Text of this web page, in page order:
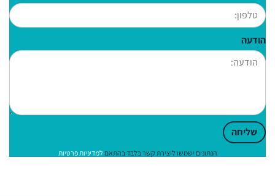
הודעה
שליחה
הנתונים ישמשו ליצירת קשר בלבד בהתאםלמדיניות פרטיות